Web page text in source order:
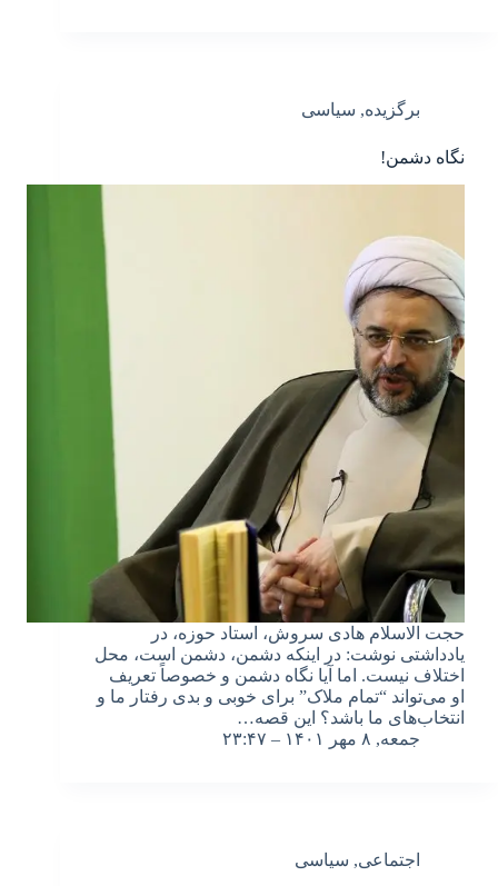
برگزیده, سیاسی
نگاه دشمن!
حجت الاسلام هادی سروش، استاد حوزه، در
یادداشتی نوشت: در اینکه دشمن، دشمن است، محل
اختلاف نیست. اما آیا نگاه دشمن و خصوصاً تعریف
او می‌تواند “تمام ملاک” برای خوبی و بدی رفتار ما و
انتخاب‌های ما باشد؟ این قصه…
جمعه, ۸ مهر ۱۴۰۱ – ۲۳:۴۷
اجتماعی, سیاسی